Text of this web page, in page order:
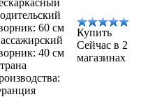
60 см
40 см
Купить
Сейчас в 2
магазинах